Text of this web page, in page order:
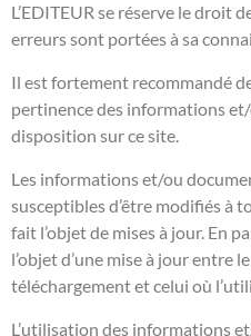
L’EDITEUR se réserve le droit
erreurs sont portées à sa
Il est fortement recommandé
pertinence des informations
disposition sur ce site.
Les informations et/ou
susceptibles d’être modifiés à
fait l’objet de mises à jour. En
l’objet d’une mise à jour entre
téléchargement et celui où
L’utilisation des informations